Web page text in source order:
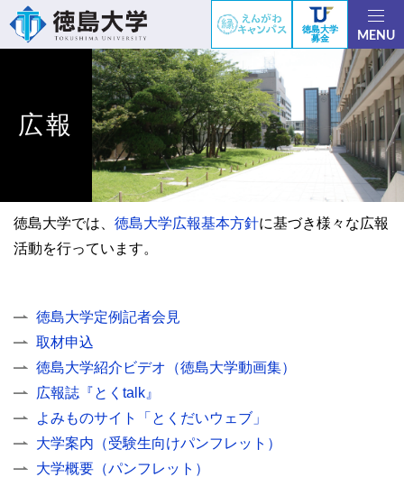
徳島大学
募金
MENU
広報
徳島大学では、 徳島大学広報基本方針に基づき様々な広報
活動を行っています。
徳島大学定例記者会見
取材申込
徳島大学紹介ビデオ（徳島大学動画集）
広報誌『とくtalk』
よみものサイト「とくだいウェブ」
大学案内（受験生向けパンフレット）
大学概要（パンフレット）